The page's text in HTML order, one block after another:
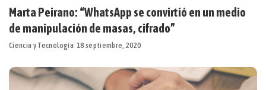
Marta Peirano: “WhatsApp se convirtió en un medio
de manipulación de masas, cifrado”
Ciencia y Tecnología 18 septiembre, 2020